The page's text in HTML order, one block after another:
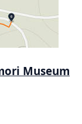
Museum